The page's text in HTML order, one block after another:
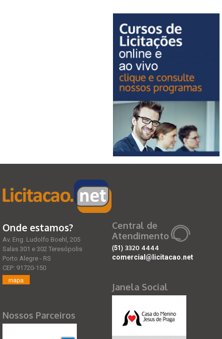
Onde estamos?
Av. Eng. Ludolfo Boehl, 205
Salas 301 e 302 Teresópolis
Porto Alegre - RS
CEP: 91720-150
mapa
Nossos Parceiros
Central de
Atendimento
(51) 3320 4444
comercial@licitacao.net
Janela Social